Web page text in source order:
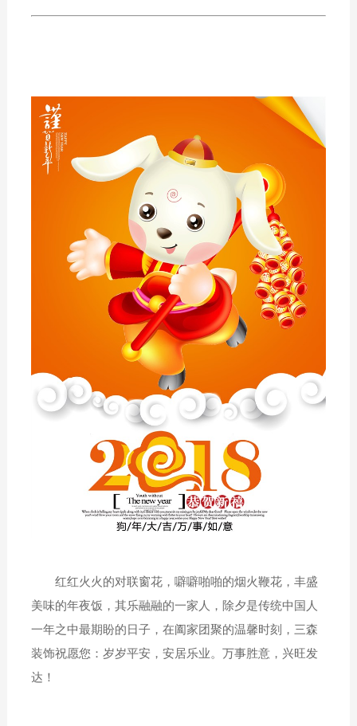
红红火火的对联窗花，噼噼啪啪的烟火鞭花，丰盛
美味的年夜饭，其乐融融的一家人，除夕是传统中国人
一年之中最期盼的日子，在阖家团聚的温馨时刻，三森
装饰祝愿您：岁岁平安，安居乐业。万事胜意，兴旺发
达！